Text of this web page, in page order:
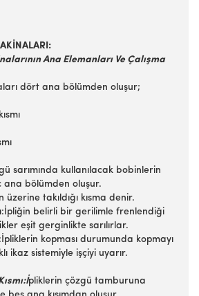
Ana Elemanları Ve Çalışma
dört ana bölümden oluşur;
sarımında kullanılacak bobinlerin
ana bölümden oluşur.
üzerine takıldığı kısma denir.
belirli bir gerilimle frenlendiği
eşit gerginlikte sarılırlar.
kopması durumunda kopmayı
ikaz sistemiyle işçiyi uyarır.
pliklerin çözgü tamburuna